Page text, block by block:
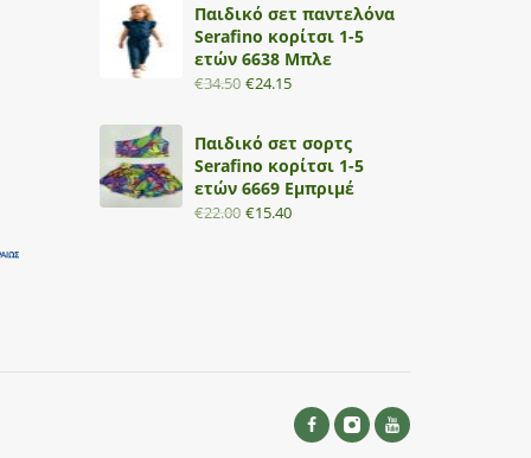
Παιδικό σετ παντελόνα
Serafino κορίτσι 1-5
ετών 6638 Μπλε
€34.50 €24.15
Παιδικό σετ σορτς
Serafino κορίτσι 1-5
ετών 6669 Εμπριμέ
€22.00 €15.40